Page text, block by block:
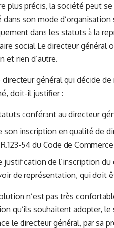
plus précis, la société peut
dans son mode
dans les statuts à la
social Le directeur général
et rien d’autre.
directeur général qui décide
doit-il justifier :
conférant au directeur
son inscription en qualité de
54 du Code de Commerce.
justification de l’inscription du
de représentation, qui doit
n’est pas très
qu’ils souhaitent adopter, le
le directeur général, par sa